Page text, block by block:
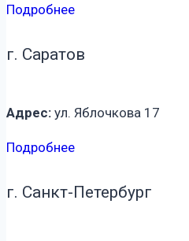
Подробнее
г. Саратов
Адрес: ул. Яблочкова 17
Подробнее
г. Санкт-Петербург